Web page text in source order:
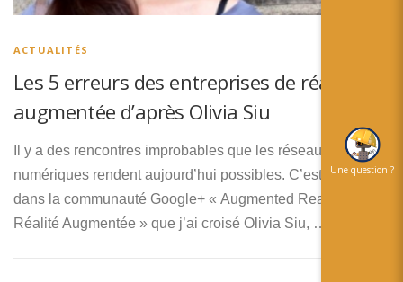
Español
ACTUALITÉS
Les 5 erreurs des entreprises de réalité
augmentée d’après Olivia Siu
Il y a des rencontres improbables que les réseaux
numériques rendent aujourd’hui possibles. C’est donc sur
dans la communauté Google+ « Augmented Reality –
Réalité Augmentée » que j’ai croisé Olivia Siu, …
Une question ?